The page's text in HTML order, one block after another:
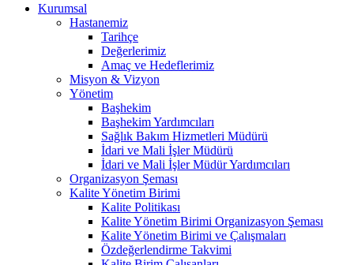
Kurumsal
Hastanemiz
Tarihçe
Değerlerimiz
Amaç ve Hedeflerimiz
Misyon & Vizyon
Yönetim
Başhekim
Başhekim Yardımcıları
Sağlık Bakım Hizmetleri Müdürü
İdari ve Mali İşler Müdürü
İdari ve Mali İşler Müdür Yardımcıları
Organizasyon Şeması
Kalite Yönetim Birimi
Kalite Politikası
Kalite Yönetim Birimi Organizasyon Şeması
Kalite Yönetim Birimi ve Çalışmaları
Özdeğerlendirme Takvimi